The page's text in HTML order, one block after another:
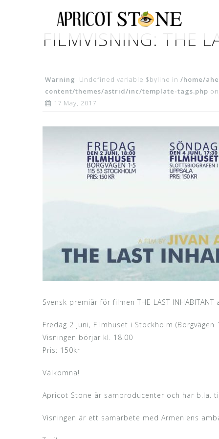
FILMVISNING: THE
Warning: Undefined variable $byline in /home/
content/themes/astrid/inc/template-tags.php
17 May, 2017
Svensk premiär för filmen THE LAST
Fredag 2 juni, Filmhuset i Stockholm (Borgvägen
Visningen börjar kl. 18.00
Pris: 150kr
Välkomna!
Apricot Stone är samproducenter och har b.la.
Visningen är ett samarbete med Armeniens